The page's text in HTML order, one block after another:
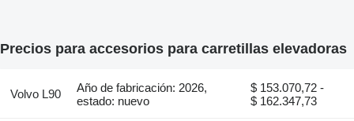
Precios para accesorios para carretillas elevadoras
Volvo L90
Año de fabricación: 2026,
estado: nuevo
$ 153.070,72 -
$ 162.347,73